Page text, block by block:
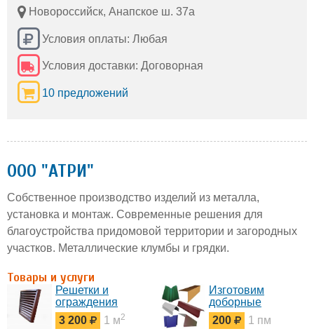
Новороссийск, Анапское ш. 37а
Условия оплаты: Любая
Условия доставки: Договорная
10 предложений
ООО "АТРИ"
Собственное производство изделий из металла,
установка и монтаж. Современные решения для
благоустройства придомовой территории и загородных
участков. Металлические клумбы и грядки.
Товары и услуги
Решетки и
ограждения
вентиляции
3 200 1 м2
Изготовим
доборные
элементы по
Вашим размерам.
200 1 пм